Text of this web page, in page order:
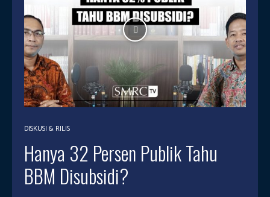
DISKUSI & RILIS
Hanya 32 Persen Publik Tahu
BBM Disubsidi?